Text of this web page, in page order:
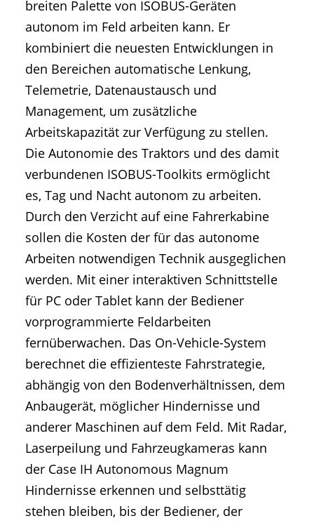
breiten Palette von ISOBUS-Geräten
autonom im Feld arbeiten kann. Er
kombiniert die neuesten Entwicklungen in
den Bereichen automatische Lenkung,
Telemetrie, Datenaustausch und
Management, um zusätzliche
Arbeitskapazität zur Verfügung zu stellen.
Die Autonomie des Traktors und des damit
verbundenen ISOBUS-Toolkits ermöglicht
es, Tag und Nacht autonom zu arbeiten.
Durch den Verzicht auf eine Fahrerkabine
sollen die Kosten der für das autonome
Arbeiten notwendigen Technik ausgeglichen
werden. Mit einer interaktiven Schnittstelle
für PC oder Tablet kann der Bediener
vorprogrammierte Feldarbeiten
fernüberwachen. Das On-Vehicle-System
berechnet die effizienteste Fahrstrategie,
abhängig von den Bodenverhältnissen, dem
Anbaugerät, möglicher Hindernisse und
anderer Maschinen auf dem Feld. Mit Radar,
Laserpeilung und Fahrzeugkameras kann
der Case IH Autonomous Magnum
Hindernisse erkennen und selbsttätig
stehen bleiben, bis der Bediener, der